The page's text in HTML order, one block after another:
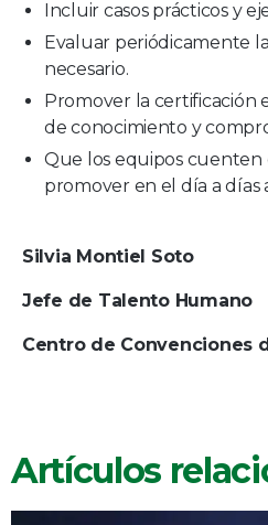
Incluir casos prácticos y
Evaluar periódicamente
necesario.
Promover la certificación
de conocimiento y
Que los equipos cuenten
promover en el día a días
Silvia Montiel Soto
Jefe de Talento Humano
Centro de Convenciones
Artículos